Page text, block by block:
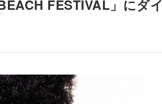
FESTIVAL」にダイ